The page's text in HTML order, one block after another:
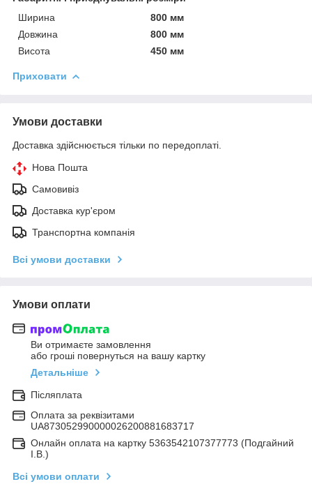
Ширина
800 мм
Довжина
800 мм
Висота
450 мм
Приховати
Умови доставки
Доставка здійснюється тільки по передоплаті.
Нова Пошта
Самовивіз
Доставка кур'єром
Транспортна компанія
Всі умови доставки
Умови оплати
Ви отримаєте замовлення
або гроші повернуться на вашу картку
Детальніше
Післяплата
Оплата за реквізитами
UA873052990000026200881683717
Онлайн оплата на картку 5363542107377773 (Подгайний
І.В.)
Всі умови оплати